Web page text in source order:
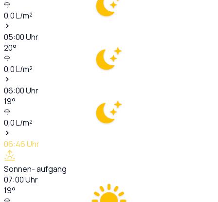
0,0L/m²
05:00Uhr
20°
0,0L/m²
06:00Uhr
19°
0,0L/m²
06:46Uhr
Sonnen- aufgang
07:00Uhr
19°